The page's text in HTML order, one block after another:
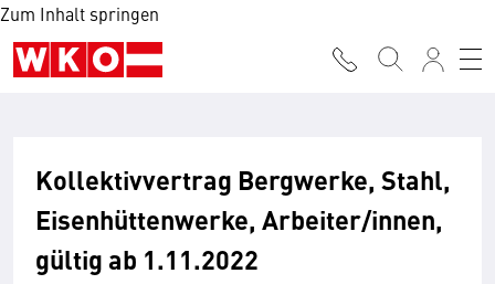
Zum Inhalt springen
Kollektivvertrag Bergwerke, Stahl,
Eisenhüttenwerke, Arbeiter/innen,
gültig ab 1.11.2022